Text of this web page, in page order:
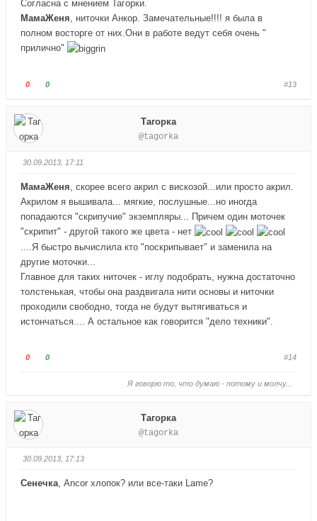
н
и
з
в
е
р
Согласна с мнением Тагорки.
МамаЖеня, ниточки Анкор. Замечательные!!!! я была в
полном восторге от них.Они в работе ведут себя очень "
прилично"
о
с
т
е
е
ц
в
н
и
0
о
т
ц
в
в
е
0 #13
Тагорка
@tagorka
30.09.2013, 17:11
МамаЖеня, скорее всего акрил с вискозой...или просто акрил.
Акрилом я вышивала... мягкие, послушные...но иногда
попадаются "скрипучие" экземпляры... Причем один моточек
"скрипит" - другой такого же цвета - нет
....Я быстро вычислила кто "поскрипывает" и заменила на
другие моточки...
Главное для таких ниточек - иглу подобрать, нужна достаточно
толстенькая, чтобы она раздвигала нити основы и ниточки
проходили свободно, тогда не будут вытягиваться и
истончаться.... А остальное как говорится "дело техники".
с
т
-
0
у
т
-
0 #14
Я говорю то, что думаю - потому и молчу...
Тагорка
@tagorka
30.09.2013, 17:13
Сенечка, Ancor хлопок? или все-таки Lame?